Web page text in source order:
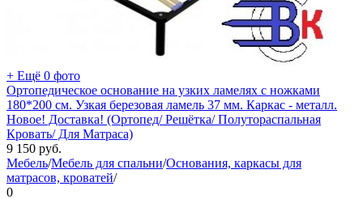
+ Ещё 0 фото
Ортопедическое основание на узких ламелях с ножками
180*200 см. Узкая березовая ламель 37 мм. Каркас - металл.
Новое! Доставка! (Ортопед/ Решётка/ Полутораспальная
Кровать/ Для Матраса)
9 150 руб.
Мебель/Мебель для спальни/Основания, каркасы для
матрасов, кроватей/
0